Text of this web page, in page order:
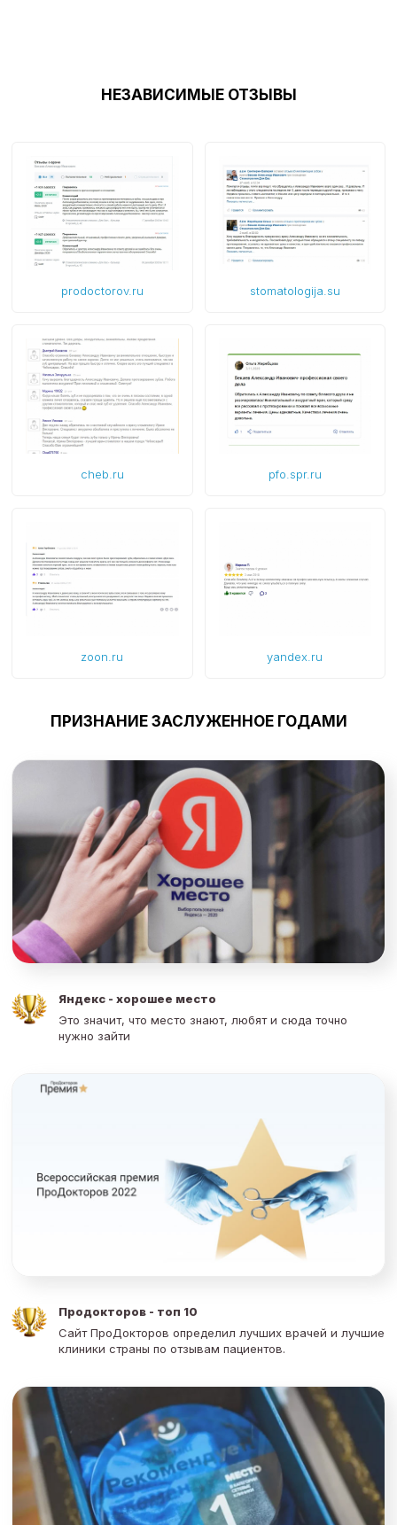
НЕЗАВИСИМЫЕ ОТЗЫВЫ
prodoctorov.ru stomatologija.su
cheb.ru pfo.spr.ru
zoon.ru yandex.ru
ПРИЗНАНИЕ ЗАСЛУЖЕННОЕ ГОДАМИ
Яндекс - хорошее место
Это значит, что место знают, любят и сюда точно
нужно зайти
Продокторов - топ 10
Сайт ПроДокторов определил лучших врачей и лучшие
клиники страны по отзывам пациентов.